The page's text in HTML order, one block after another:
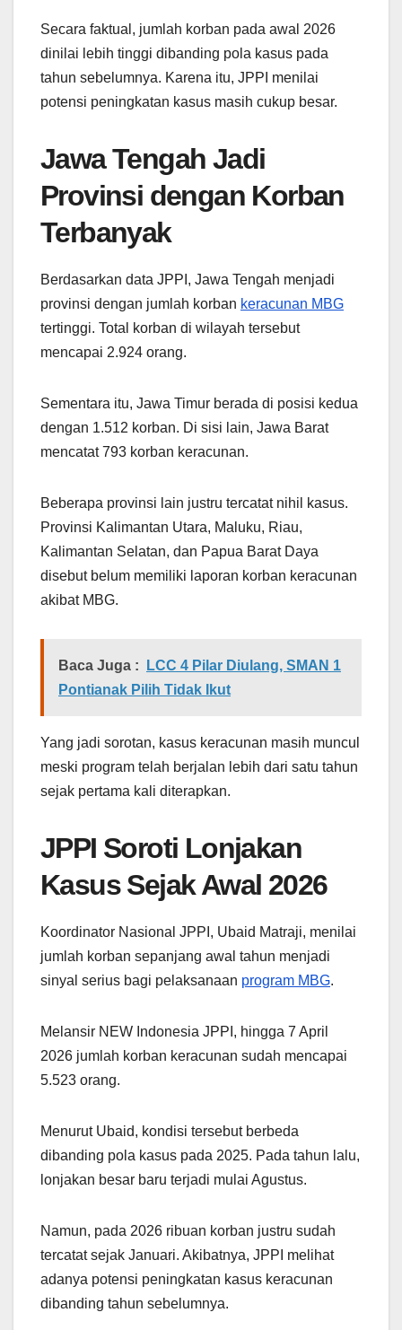
Secara faktual, jumlah korban pada awal 2026
dinilai lebih tinggi dibanding pola kasus pada
tahun sebelumnya. Karena itu, JPPI menilai
potensi peningkatan kasus masih cukup besar.
Jawa Tengah Jadi
Provinsi dengan Korban
Terbanyak
Berdasarkan data JPPI, Jawa Tengah menjadi
provinsi dengan jumlah korban keracunan MBG
tertinggi. Total korban di wilayah tersebut
mencapai 2.924 orang.
Sementara itu, Jawa Timur berada di posisi kedua
dengan 1.512 korban. Di sisi lain, Jawa Barat
mencatat 793 korban keracunan.
Beberapa provinsi lain justru tercatat nihil kasus.
Provinsi Kalimantan Utara, Maluku, Riau,
Kalimantan Selatan, dan Papua Barat Daya
disebut belum memiliki laporan korban keracunan
akibat MBG.
Baca Juga :
LCC 4 Pilar Diulang, SMAN 1
Pontianak Pilih Tidak Ikut
Yang jadi sorotan, kasus keracunan masih muncul
meski program telah berjalan lebih dari satu tahun
sejak pertama kali diterapkan.
JPPI Soroti Lonjakan
Kasus Sejak Awal 2026
Koordinator Nasional JPPI, Ubaid Matraji, menilai
jumlah korban sepanjang awal tahun menjadi
sinyal serius bagi pelaksanaan program MBG.
Melansir NEW Indonesia JPPI, hingga 7 April
2026 jumlah korban keracunan sudah mencapai
5.523 orang.
Menurut Ubaid, kondisi tersebut berbeda
dibanding pola kasus pada 2025. Pada tahun lalu,
lonjakan besar baru terjadi mulai Agustus.
Namun, pada 2026 ribuan korban justru sudah
tercatat sejak Januari. Akibatnya, JPPI melihat
adanya potensi peningkatan kasus keracunan
dibanding tahun sebelumnya.